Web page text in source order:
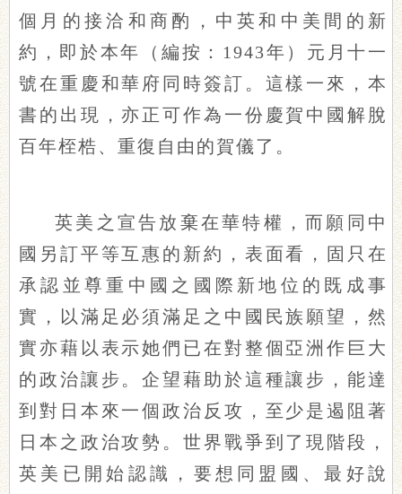
個月的接洽和商酌，中英和中美間的新
約，即於本年
（編按：1943年 ） 元月十一
號在重慶和華府同時簽訂。這樣一來，本
書的出現，亦正可作為一份慶賀中國解脫
百年桎梏、重復自由的賀儀了。
英美之宣告放棄在華特權，而願同中
國另訂平等互惠的新約，表面看，固只在
承認並尊重中國之國際新地位的既成事
實，以滿足必須滿足之中國民族願望，然
實亦藉以表示她們已在對整個亞洲作巨大
的政治讓步。企望藉助於這種讓步，能達
到對日本來一個政治反攻，至少是遏阻著
日本之政治攻勢。世界戰爭到了現階段，
英美已開始認識，要想同盟國、最好說